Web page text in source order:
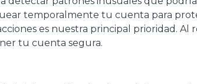
temporalmente tu cuenta para
es nuestra principal prioridad.
tu cuenta segura.